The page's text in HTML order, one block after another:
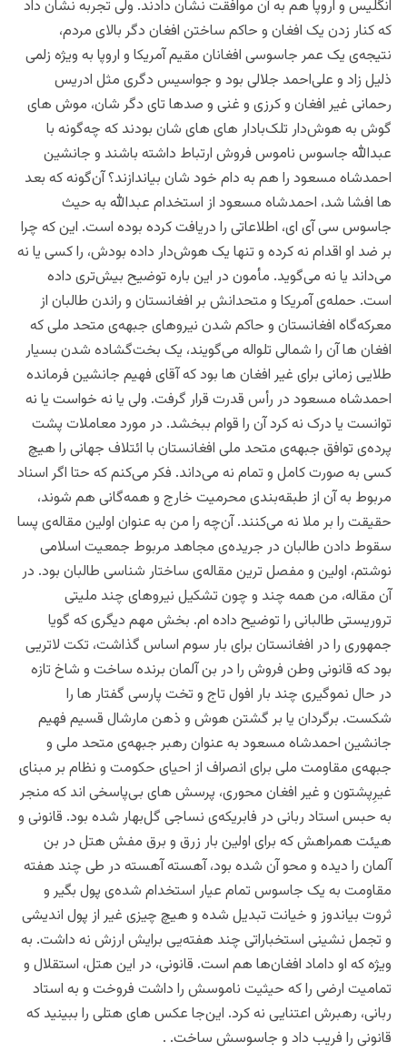
انگلیس و اروپا هم به آن موافقت نشان دادند. ولی تجربه نشان داد
که کنار زدن یک افغان و حاکم ساختن افغان دگر بالای مردم،
نتیجه‌ی یک عمر جاسوسی افغانان مقیم آمریکا و اروپا به ویژه زلمی
ذلیل زاد و علی‌‌احمد جلالی بود و جواسیس دگری مثل ادریس
رحمانی غیر افغان و کرزی و غنی و صدها تای دگر شان، موش های
گوش به هوش‌دار تلک‌بادار های های شان بودند که چه‌گونه با
عبدالله جاسوس ناموس فروش ارتباط داشته باشند و جانشین
احمدشاه مسعود را هم به دام خود شان بیاندازند؟ آن‌گونه که بعد
ها افشا شد، احمدشاه مسعود از استخدام عبدالله به حیث
جاسوس سی آی ای، اطلاعاتی را دریافت کرده بوده است. این که چرا
بر ضد او‌ اقدام نه کرده ‌و تنها یک هوش‌دار داده بودش، را کسی یا نه
می‌داند یا نه می‌گوید. مأمون در این باره توضیح بیش‌تری داده
است. حمله‌ی آمریکا و متحدانش بر افغانستان و راندن طالبان از
معرکه‌گاه افغانستان و حاکم شدن نیروهای جبهه‌ی متحد ملی که
افغان ها آن را شمالی تلواله می‌گویند، یک بخت‌گشاده شدن بسیار
طلایی زمانی برای غیر افغان ها بود که آقای فهیم جانشین فرمانده
احمدشاه مسعود در رأس قدرت قرار گرفت. ولی یا نه خواست یا نه
توانست یا درک نه کرد آن را قوام ببخشد. در مورد معاملات پشت
پرده‌ی توافق جبهه‌ی متحد ملی افغانستان با ائتلاف جهانی را هیچ
کسی به صورت کامل و تمام نه می‌داند. فکر می‌کنم که حتا اگر اسناد
مربوط به آن از طبقه‌بندی محرمیت خارج و همه‌گانی هم شوند،
حقیقت را بر ملا نه می‌کنند. آن‌چه را من به عنوان اولین مقاله‌ی پسا
سقوط دادن طالبان در جریده‌ی‌ مجاهد مربوط جمعیت اسلامی
نوشتم، اولین و مفصل ترین مقاله‌ی ساختار شناسی طالبان بود. در
آن مقاله، من همه چند و چون تشکیل نیروهای چند ملیتی
تروریستی طالبانی را توضیح داده ام. بخش مهم دیگری که گویا
جمهوری را در افغانستان برای بار سوم اساس گذاشت،‌ تکت لاتریی
بود که قانونی وطن فروش را در بن آلمان برنده ساخت و شاخ تازه
در حال نموگیری چند بار افول تاج و تخت پارسی گفتار ها را
شکست. برگردان یا بر گشتن هوش و ذهن مارشال قسیم فهیم
جانشین احمدشاه مسعود به عنوان رهبر جبهه‌ی متحد ملی و
جبهه‌ی مقاومت ملی برای انصراف از احیای حکومت ‌و نظام بر مبنای
غیرِپشتون و غیر افغان محوری، پرسش های بی‌پاسخی اند که منجر
به حبس استاد ربانی در فابریکه‌ی نساجی گل‌بهار شده بود. قانونی و
هیئت همراهش که برای اولین بار زرق و برق مفش هتل در بن
آلمان را دیده و محو آن شده بود، آهسته آهسته در طی چند هفته
مقاومت به یک جاسوس تمام عیار استخدام شده‌ی پول بگیر و
ثروت بیاندوز و خیانت تبدیل شده و هیچ چیزی غیر از پول اندیشی
و تجمل نشینی استخباراتی چند هفته‌یی برایش ارزش نه داشت. به
ویژه که او داماد افغان‌ها هم است.‌ قانونی، در این هتل، استقلال و
تمامیت ارضی را که حیثیت ناموسش را داشت فروخت و به استاد
ربانی،‌ رهبرش اعتنایی نه کرد. این‌جا عکس های هتلی را ببینید که
قانونی را فریب داد و جاسوسش ساخت. .